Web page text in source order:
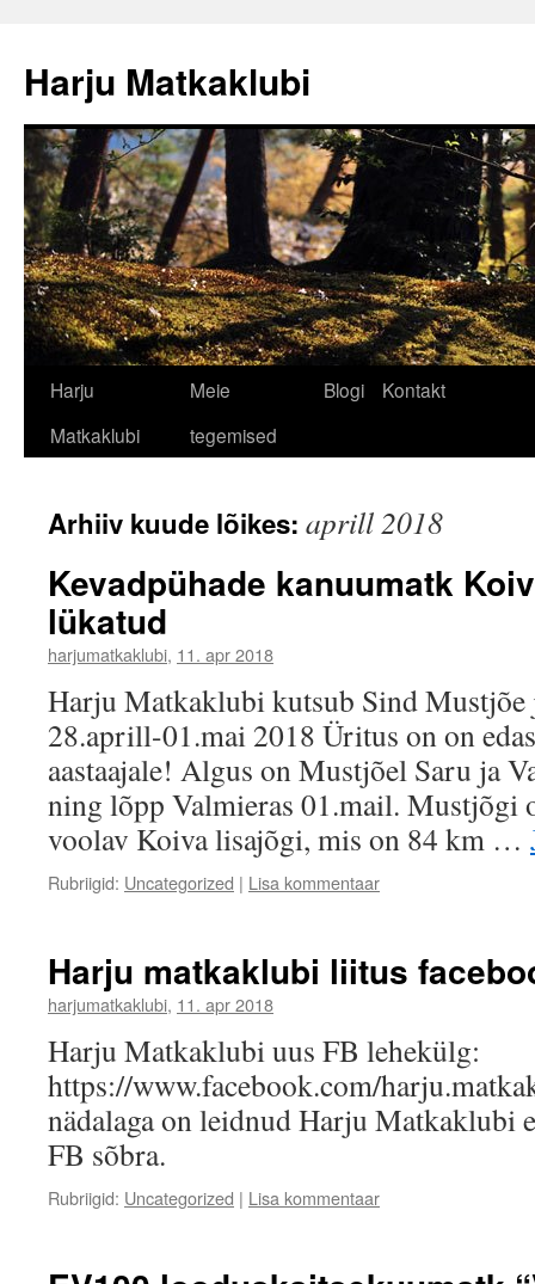
juurde
Harju Matkaklubi
Harju
Matkaklubi
Meie
tegemised
Blogi Kontakt
Arhiiv kuude lõikes: aprill 2018
Kevadpühade kanuumatk
lükatud
harjumatkaklubi, 11. apr 2018
Harju Matkaklubi kutsub Sind Mustjõe
28.aprill-01.mai 2018 Üritus on on
aastaajale! Algus on Mustjõel Saru ja
ning lõpp Valmieras 01.mail. Mustjõgi
voolav Koiva lisajõgi, mis on 84 km …
Rubriigid: Uncategorized | Lisa kommentaar
Harju matkaklubi liitus
harjumatkaklubi, 11. apr 2018
Harju Matkaklubi uus FB lehekülg:
https://www.facebook.com/
nädalaga on leidnud Harju Matkaklubi
FB sõbra.
Rubriigid: Uncategorized | Lisa kommentaar